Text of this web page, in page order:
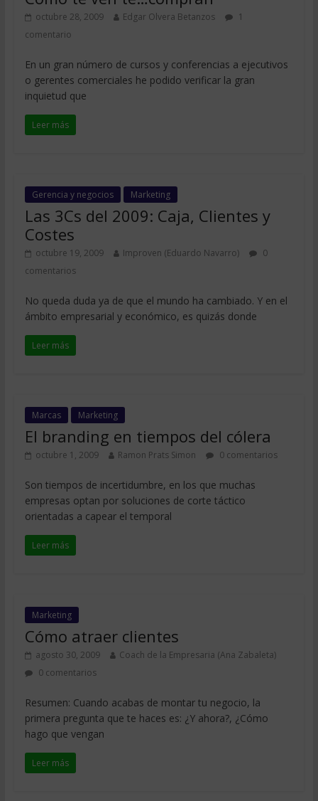
octubre 28, 2009 Edgar Olvera Betanzos
1
comentario
En un gran número de cursos y conferencias a ejecutivos
o gerentes comerciales he podido verificar la gran
inquietud que
Leer más
Gerencia y negocios Marketing
Las 3Cs del 2009: Caja, Clientes y
Costes
octubre 19, 2009 Improven (Eduardo Navarro)
0
comentarios
No queda duda ya de que el mundo ha cambiado. Y en el
ámbito empresarial y económico, es quizás donde
Leer más
Marcas Marketing
El branding en tiempos del cólera
octubre 1, 2009 Ramon Prats Simon 0 comentarios
Son tiempos de incertidumbre, en los que muchas
empresas optan por soluciones de corte táctico
orientadas a capear el temporal
Leer más
Marketing
Cómo atraer clientes
agosto 30, 2009
Coach de la Empresaria (Ana Zabaleta)
0 comentarios
Resumen: Cuando acabas de montar tu negocio, la
primera pregunta que te haces es: ¿Y ahora?, ¿Cómo
hago que vengan
Leer más